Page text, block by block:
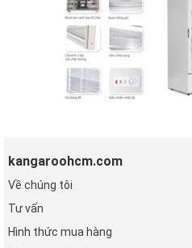
kangaroohcm.com
Về chúng tôi
Tư vấn
Hình thức mua hàng